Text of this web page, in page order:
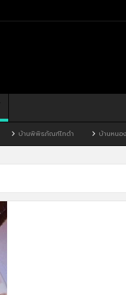
บ้านพิพิธภัณฑ์ไทดำ บ้านหนองมะจับ